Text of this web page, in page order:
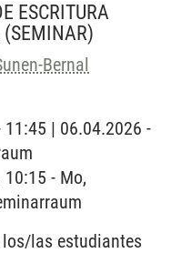
ESCRITURA
(SEMINAR)
Bernal
| 06.04.2026 -
- Mo,
las estudiantes